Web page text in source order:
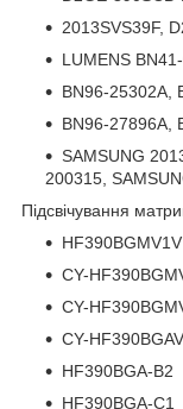
2013SVS39F,
LUMENS
BN96-25302A,
BN96-27896A,
SAMSUNG
200315,
Підсвічування
HF390BGMV1V
CY-
CY-
CY-
HF390BGA-B2
HF390BGA-C1